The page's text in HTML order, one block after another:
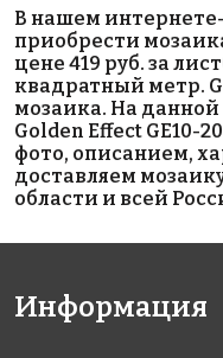
Rose A 105(2)
327x327
1471 руб./м²
327x327
В нашем
приобрести
цене 419 руб. за
квадратный метр.
мозаика. На
Golden Effect GE10-
фото, описанием,
доставляем
области и всей
Информация